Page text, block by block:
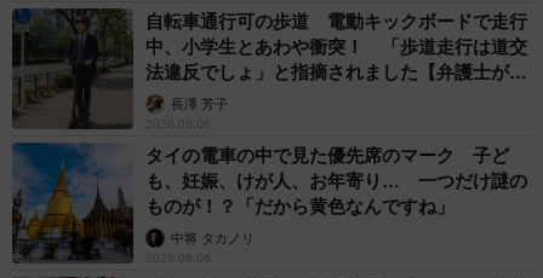
自転車通行可の歩道 電動キックボードで走行
中、小学生とあわや衝突！ 「歩道走行は道交
法違反でしょ」と指摘されました【弁護士が解
説】長澤 芳子
2026.08.06
タイの電車の中で見た優先席のマーク 子ど
も、妊娠、けが人、お年寄り… 一つだけ謎の
ものが！？「だから黄色なんですね」
中将 タカノリ
2026.08.06